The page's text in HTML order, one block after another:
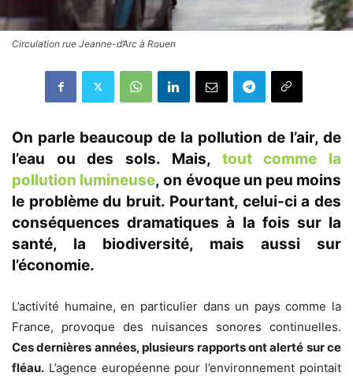
Circulation rue Jeanne-d’Arc à Rouen
On parle beaucoup de la pollution de l’air, de
l’eau ou des sols. Mais, tout comme la
pollution lumineuse,on évoque un peu moins
le problème du bruit. Pourtant, celui-ci a des
conséquences dramatiques à la fois sur la
santé, la biodiversité, mais aussi sur
l’économie.
L’activité humaine, en particulier dans un pays comme la
France, provoque des nuisances sonores continuelles.
Ces dernières années, plusieurs rapports ont alerté sur ce
fléau. L’agence européenne pour l’environnement pointait